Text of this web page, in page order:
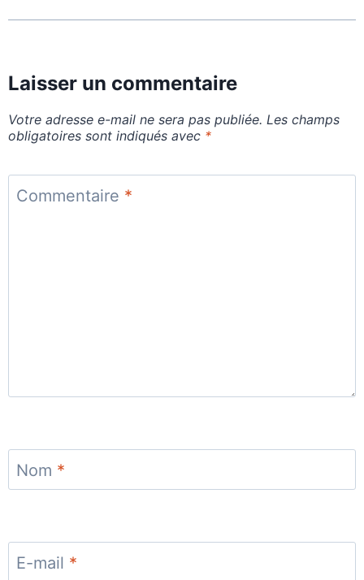
Laisser un commentaire
Votre adresse e-mail ne sera pas publiée. Les champs
obligatoires sont indiqués avec *
Commentaire *
Nom *
E-mail *